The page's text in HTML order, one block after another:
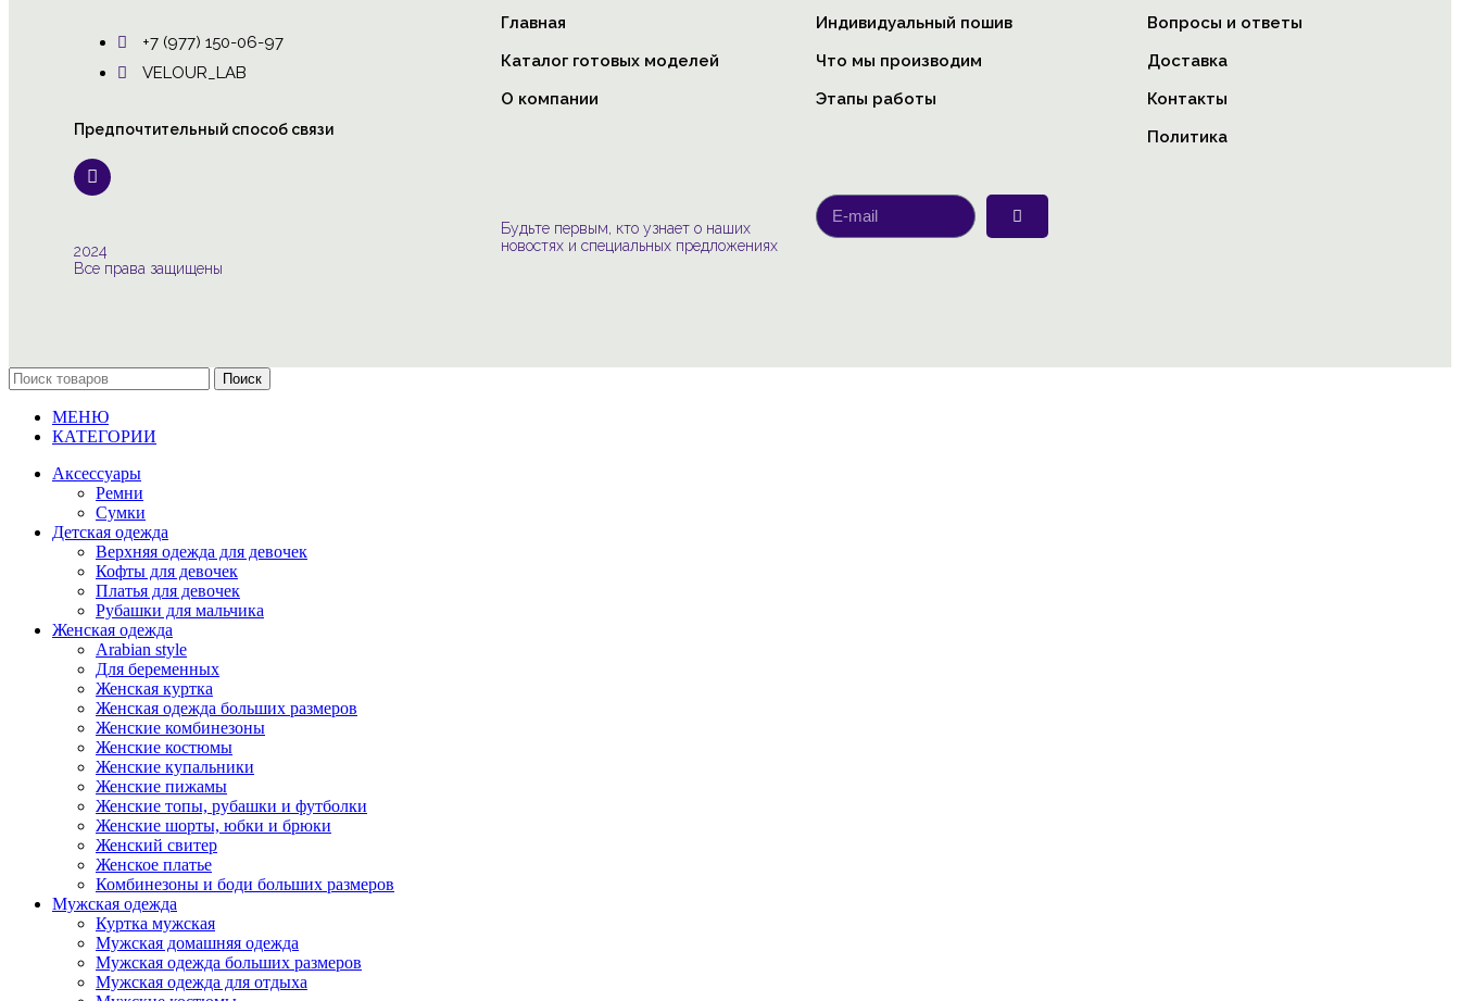
+7 (977) 150-06-97
VELOUR_LAB
Предпочтительный способ связи
2024
Все права защищены
Главная
Каталог готовых моделей
О компании
Будьте первым, кто узнает о наших
новостях и специальных предложениях
Индивидуальный пошив
Что мы производим
Этапы работы
Вопросы и ответы
Доставка
Контакты
Политика
Поиск
МЕНЮ
КАТЕГОРИИ
Аксессуары
Ремни
Сумки
Детская одежда
Верхняя одежда для девочек
Кофты для девочек
Платья для девочек
Рубашки для мальчика
Женская одежда
Arabian style
Для беременных
Женская куртка
Женская одежда больших размеров
Женские комбинезоны
Женские костюмы
Женские купальники
Женские пижамы
Женские топы, рубашки и футболки
Женские шорты, юбки и брюки
Женский свитер
Женское платье
Комбинезоны и боди больших размеров
Мужская одежда
Куртка мужская
Мужская домашняя одежда
Мужская одежда больших размеров
Мужская одежда для отдыха